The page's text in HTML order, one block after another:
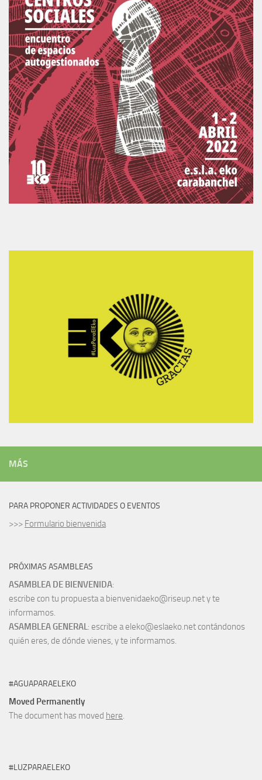
MÁS
PARA PROPONER ACTIVIDADES O EVENTOS
>>> Formulario bienvenida
PRÓXIMAS ASAMBLEAS
ASAMBLEA DE BIENVENIDA:
escribe con tu propuesta a bienvenidaeko@riseup.net y te
informamos.
ASAMBLEA GENERAL: escribe a eleko@eslaeko.net contándonos
quién eres, de dónde vienes, y te informamos.
#AGUAPARAELEKO
Moved Permanently
The document has moved here.
#LUZPARAELEKO